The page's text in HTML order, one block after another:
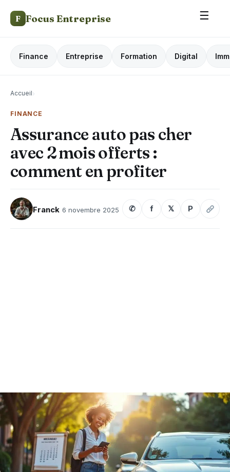
F Focus Entreprise ☰
Finance Entreprise Formation Digital
Accueil›
FINANCE
Assurance auto pas cher
avec 2 mois offerts :
comment en profiter
Franck 6 novembre 2025 ✆ f 𝕏 P